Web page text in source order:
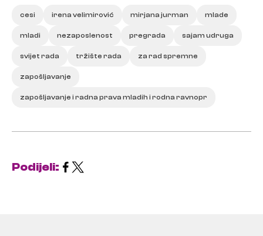
cesi irena velimirović mirjana jurman mlade
mladi nezaposlenost pregrada sajam udruga
svijet rada tržište rada za rad spremne
zapošljavanje
zapošljavanje i radna prava mladih i rodna ravnopr
Podijeli: